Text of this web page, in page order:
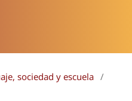
sociedad y escuela /